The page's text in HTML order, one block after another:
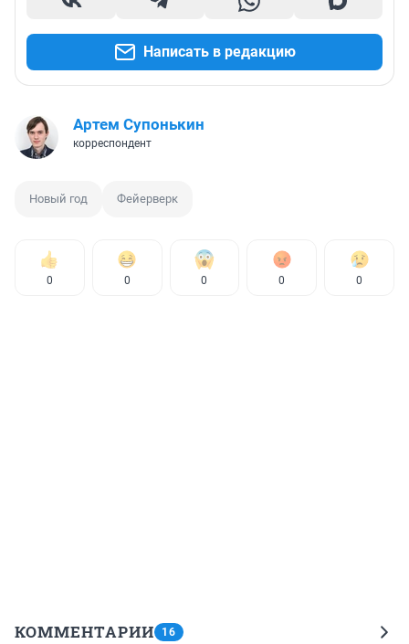
Написать в редакцию
Артем Супонькин
корреспондент
Новый год Фейерверк
0 0 0 0 0
КОММЕНТАРИИ 16